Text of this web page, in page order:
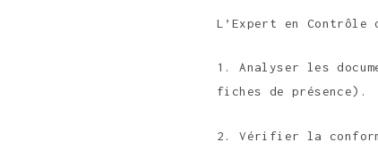
L’Expert en Contrôle
1. Analyser les
fiches de présence).
2. Vérifier la